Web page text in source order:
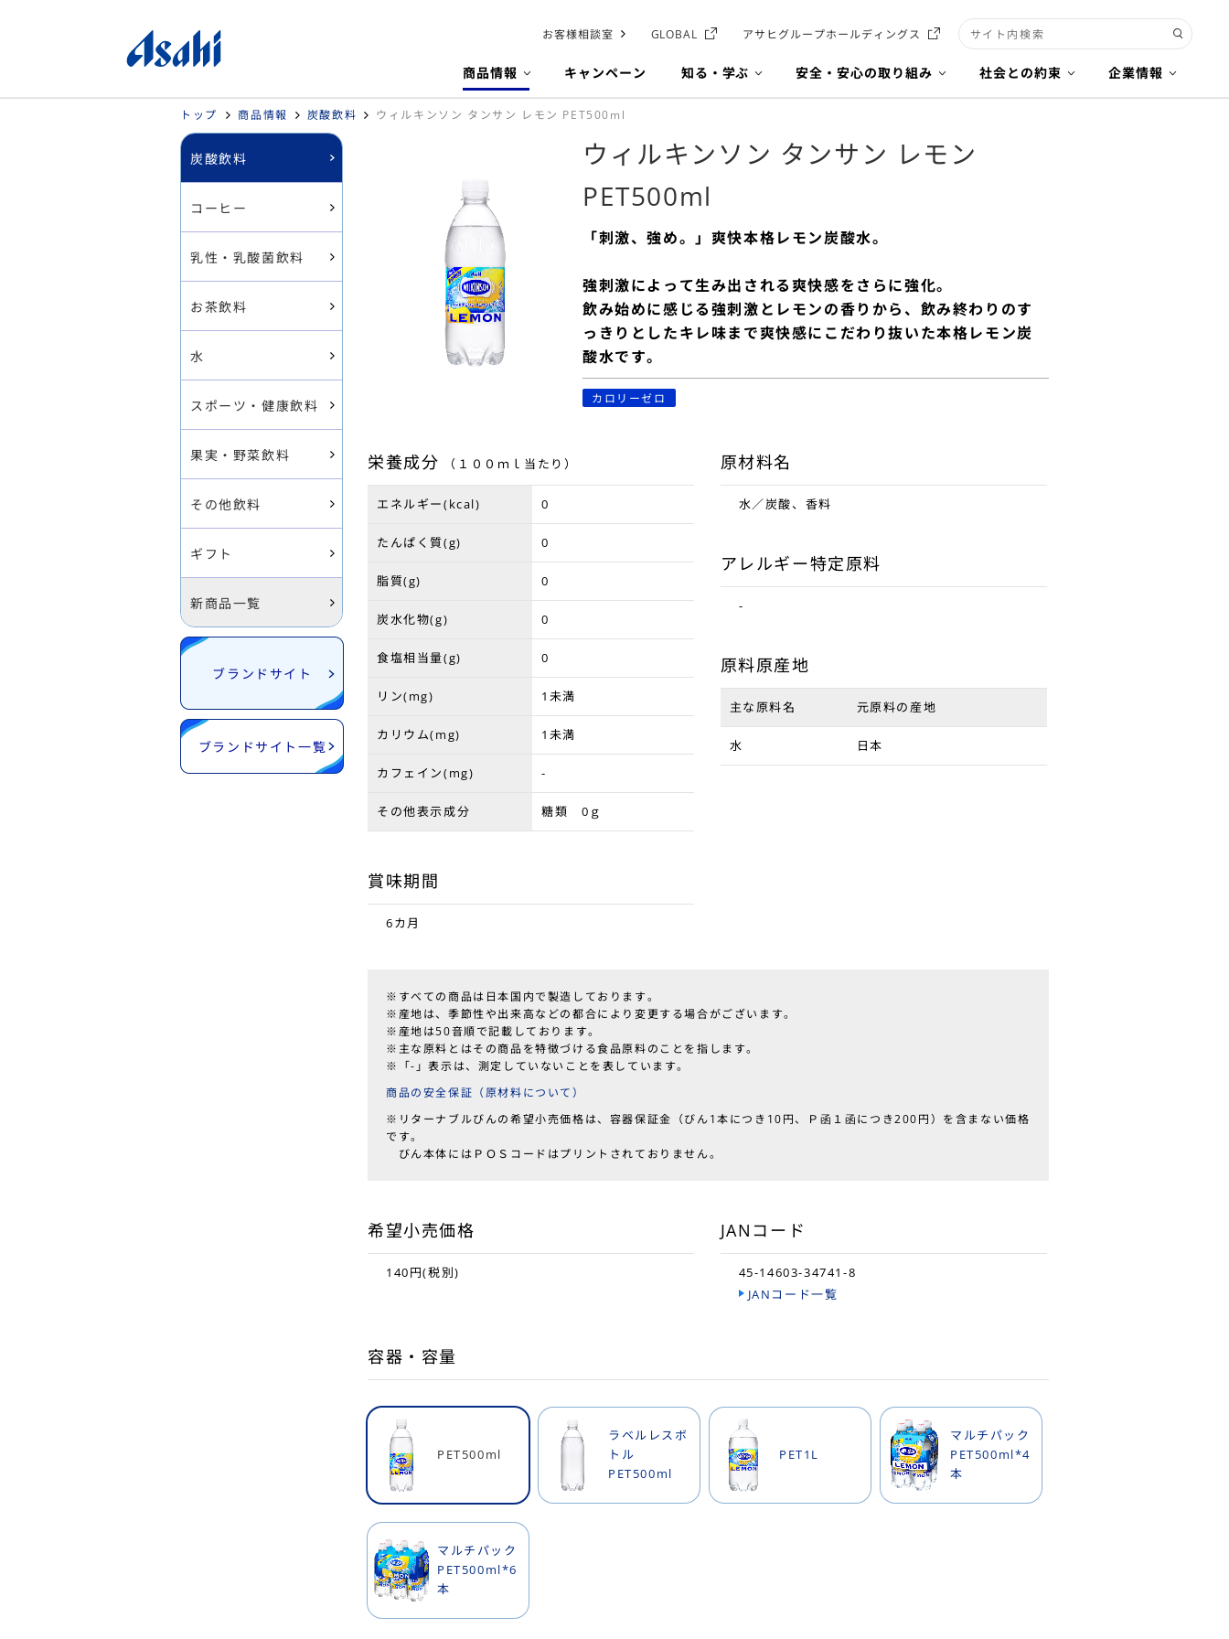
お客様相談室 GLOBAL アサヒグループホールディングス
検索キーワード入力
商品情報
キャンペーン 知る・学ぶ 安全・安心の取り組み 社会との約束 企業情報
トップ 商品情報 炭酸飲料 ウィルキンソン タンサン レモン PET500ml
ウィルキンソン タンサン レモン
PET500ml
「刺激、強め。」爽快本格レモン炭酸水。
強刺激によって生み出される爽快感をさらに強化。
飲み始めに感じる強刺激とレモンの香りから、飲み終わりのす
っきりとしたキレ味まで爽快感にこだわり抜いた本格レモン炭
酸水です。
カロリーゼロ
栄養成分 （１００ｍｌ当たり）
エネルギー(kcal) 0
たんぱく質(g) 0
脂質(g) 0
炭水化物(g) 0
食塩相当量(g) 0
リン(mg) 1未満
カリウム(mg) 1未満
カフェイン(mg) -
その他表示成分 糖類 0ｇ
賞味期間
6カ月
原材料名
水／炭酸、香料
アレルギー特定原料
-
原料原産地
主な原料名 元原料の産地
水 日本
※すべての商品は日本国内で製造しております。
※産地は、季節性や出来高などの都合により変更する場合がございます。
※産地は50音順で記載しております。
※主な原料とはその商品を特徴づける食品原料のことを指します。
※「-」表示は、測定していないことを表しています。
商品の安全保証（原材料について）
※リターナブルびんの希望小売価格は、容器保証金（びん1本につき10円、Ｐ函１函につき200円）を含まない価格
です。
びん本体にはＰＯＳコードはプリントされておりません。
希望小売価格
140円(税別)
JANコード
45-14603-34741-8
JANコード一覧
容器・容量
PET500ml
ラベルレスボ
トル
PET500ml
PET1L
マルチパック
PET500ml*4
本
マルチパック
PET500ml*6
本
炭酸飲料
コーヒー
乳性・乳酸菌飲料
お茶飲料
水
スポーツ・健康飲料
果実・野菜飲料
その他飲料
ギフト
新商品一覧
ブランドサイト
ブランドサイト一覧